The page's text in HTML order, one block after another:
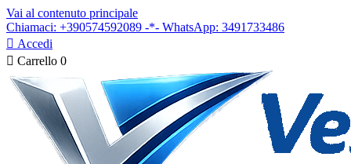
Vai al contenuto principale
Chiamaci: +390574592089 -*- WhatsApp: 3491733486
 Accedi
 Carrello 0